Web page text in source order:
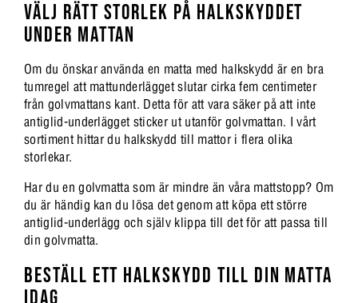
VÄLJ RÄTT STORLEK PÅ HALKSKYDDET
UNDER MATTAN
Om du önskar använda en matta med halkskydd är en bra
tumregel att mattunderlägget slutar cirka fem centimeter
från golvmattans kant. Detta för att vara säker på att inte
antiglid-underlägget sticker ut utanför golvmattan. I vårt
sortiment hittar du halkskydd till mattor i flera olika
storlekar.
Har du en golvmatta som är mindre än våra mattstopp? Om
du är händig kan du lösa det genom att köpa ett större
antiglid-underlägg och själv klippa till det för att passa till
din golvmatta.
BESTÄLL ETT HALKSKYDD TILL DIN MATTA